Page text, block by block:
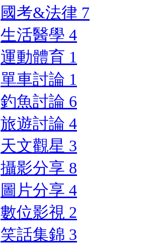
國考&法律 7
生活醫學 4
運動體育 1
單車討論 1
釣魚討論 6
旅遊討論 4
天文觀星 3
攝影分享 8
圖片分享 4
數位影視 2
笑話集錦 3